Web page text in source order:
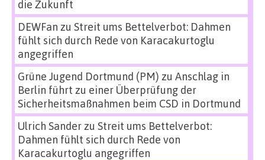
die Zukunft
DEWFan zu Streit ums Bettelverbot: Dahmen
fühlt sich durch Rede von Karacakurtoglu
angegriffen
Grüne Jugend Dortmund (PM) zu Anschlag in
Berlin führt zu einer Überprüfung der
Sicherheitsmaßnahmen beim CSD in Dortmund
Ulrich Sanderzu Streit ums Bettelverbot:
Dahmen fühlt sich durch Rede von
Karacakurtoglu angegriffen